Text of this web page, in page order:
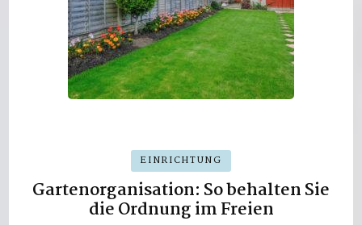
EINRICHTUNG
Gartenorganisation: So behalten Sie
die Ordnung im Freien